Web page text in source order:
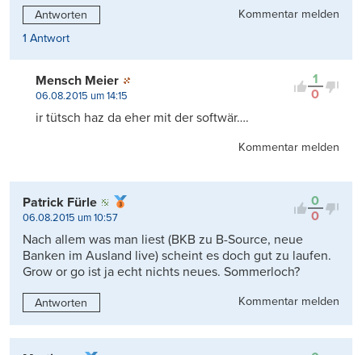
Antworten
Kommentar melden
1 Antwort
1
0
Mensch Meier
06.08.2015 um 14:15
ir tütsch haz da eher mit der softwär….
Kommentar melden
0
0
Patrick Fürle
06.08.2015 um 10:57
Nach allem was man liest (BKB zu B-Source, neue
Banken im Ausland live) scheint es doch gut zu laufen.
Grow or go ist ja echt nichts neues. Sommerloch?
Antworten Kommentar melden